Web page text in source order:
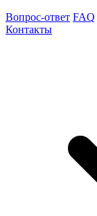
Вопрос-ответ FAQ
Контакты